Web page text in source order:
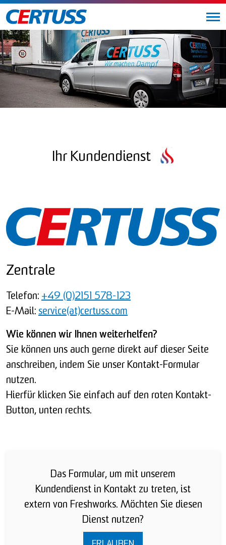
Ihr Kundendienst
Zentrale
Telefon: +49 (0)2151 578-123
E-Mail: service(at)certuss.com
Wie können wir Ihnen weiterhelfen?
Sie können uns auch gerne direkt auf dieser Seite
anschreiben, indem Sie unser Kontakt-Formular
nutzen.
Hierfür klicken Sie einfach auf den roten Kontakt-
Button, unten rechts.
Das Formular, um mit unserem
Kundendienst in Kontakt zu treten, ist
extern von Freshworks. Möchten Sie diesen
Dienst nutzen?